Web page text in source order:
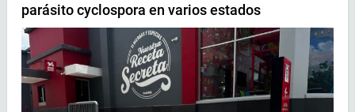
parásito cyclospora en varios estados